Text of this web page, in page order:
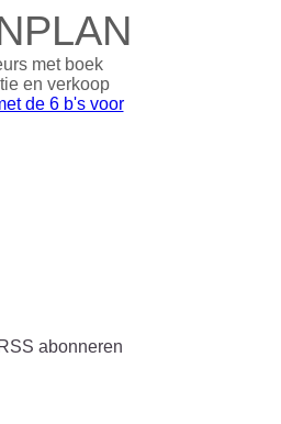
met boek
en verkoop
RSS abonneren